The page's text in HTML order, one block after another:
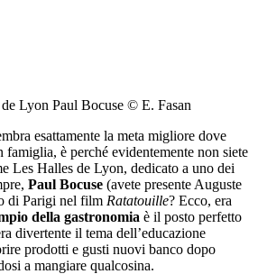
Lyon Paul Bocuse © E. Fasan
esattamente la meta migliore dove
famiglia, è perché evidentemente non siete
Les Halles de Lyon, dedicato a uno dei
Paul Bocuse (avete presente Auguste
di Parigi nel film Ratatouille? Ecco, era
della gastronomia è il posto perfetto
divertente il tema dell’educazione
prodotti e gusti nuovi banco dopo
a mangiare qualcosina.